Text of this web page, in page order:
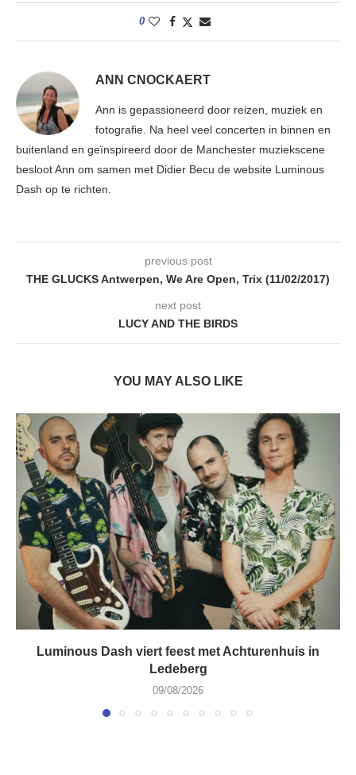
0
ANN CNOCKAERT
Ann is gepassioneerd door reizen, muziek en
fotografie. Na heel veel concerten in binnen en
buitenland en geïnspireerd door de Manchester muziekscene
besloot Ann om samen met Didier Becu de website Luminous
Dash op te richten.
previous post
THE GLUCKS Antwerpen, We Are Open, Trix (11/02/2017)
next post
LUCY AND THE BIRDS
YOU MAY ALSO LIKE
Luminous Dash viert feest met Achturenhuis in
Ledeberg
09/08/2026